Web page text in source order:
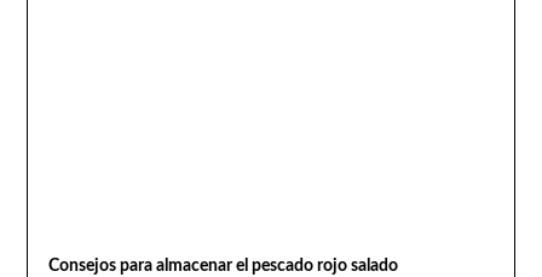
Consejos para almacenar el pescado rojo salado